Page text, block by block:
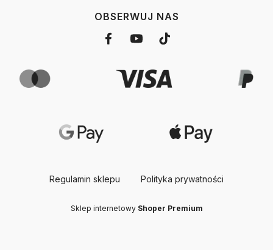
OBSERWUJ NAS
Regulamin sklepu Polityka prywatności
Sklep internetowy Shoper Premium